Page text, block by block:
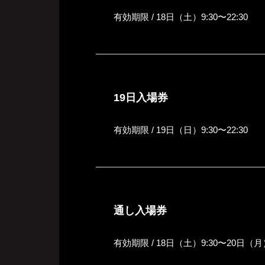
有効期限 / 18日（土）9:30〜22:30
19日入場券
有効期限 / 19日（日）9:30〜22:30
通し入場券
有効期限 / 18日（土）9:30〜20日（月